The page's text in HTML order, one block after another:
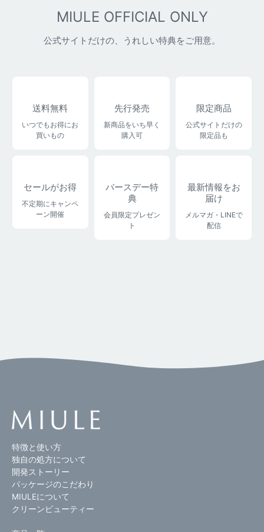
MIULE OFFICIAL ONLY
公式サイトだけの、うれしい特典をご用意。
送料無料
いつでもお得にお
買いもの
セールがお得
不定期にキャンペ
ーン開催
先行発売
新商品をいち早く
購入可
バースデー特
典
会員限定プレゼン
ト
限定商品
公式サイトだけの
限定品も
最新情報をお
届け
メルマガ・LINEで
配信
特徴と使い方
独自の処方について
開発ストーリー
パッケージのこだわり
MIULEについて
クリーンビューティー